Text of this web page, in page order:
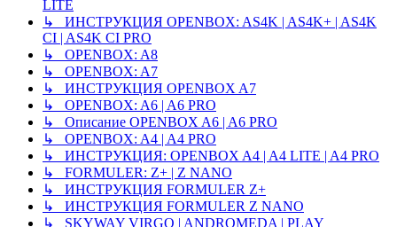
LITE
↳ ИНСТРУКЦИЯ OPENBOX: AS4K | AS4K+ | AS4K
CI | AS4K CI PRO
↳ OPENBOX: A8
↳ OPENBOX: A7
↳ ИНСТРУКЦИЯ OPENBOX A7
↳ OPENBOX: A6 | A6 PRO
↳ Описание OPENBOX A6 | A6 PRO
↳ OPENBOX: A4 | A4 PRO
↳ ИНСТРУКЦИЯ: OPENBOX A4 | A4 LITE | A4 PRO
↳ FORMULER: Z+ | Z NANO
↳ ИНСТРУКЦИЯ FORMULER Z+
↳ ИНСТРУКЦИЯ FORMULER Z NANO
↳ SKYWAY VIRGO | ANDROMEDA | PLAY